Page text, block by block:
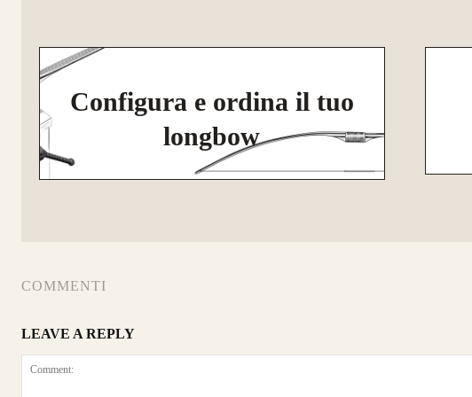
Configura e ordina il tuo
longbow
COMMENTI
LEAVE A REPLY